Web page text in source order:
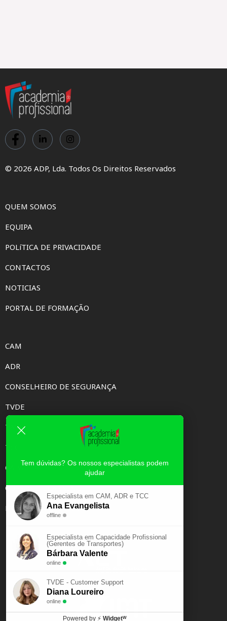
© 2026 ADP, Lda. Todos Os Direitos Reservados
QUEM SOMOS
EQUIPA
POLíTICA DE PRIVACIDADE
CONTACTOS
NOTICIAS
PORTAL DE FORMAÇÃO
CAM
ADR
CONSELHEIRO DE SEGURANÇA
TVDE
TAXI
TCC
CAPACIDADE PROFISSIONAL
CURSOS E-LEARNING
EXAME PSICOTÉCNICO
Tem dúvidas? Os nossos especialistas podem
ajudar
Especialista em CAM, ADR e TCC
Ana Evangelista
offline
Especialista em Capacidade Profissional
(Gerentes de Transportes)
Bárbara Valente
online
TVDE - Customer Support
Diana Loureiro
online
Powered by ⚡ Widgetᵂ